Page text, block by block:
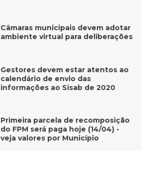
Câmaras municipais devem adotar
ambiente virtual para deliberações
Gestores devem estar atentos ao
calendário de envio das
informações ao Sisab de 2020
Primeira parcela de recomposição
do FPM será paga hoje (14/04) -
veja valores por Município